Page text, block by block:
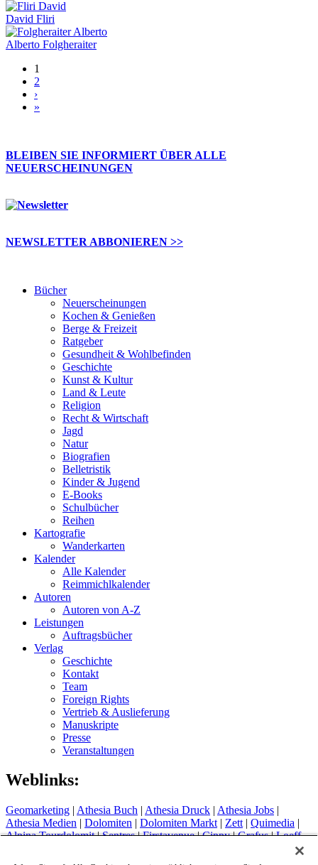
David Fliri
Alberto Folgheraiter
Seiten
1
2
›
»
BLEIBEN SIE INFORMIERT ÜBER ALLE
NEUERSCHEINUNGEN
NEWSLETTER ABBONIEREN >>
Bücher
Neuerscheinungen
Kochen & Genießen
Berge & Freizeit
Ratgeber
Gesundheit & Wohlbefinden
Geschichte
Kunst & Kultur
Land & Leute
Religion
Recht & Wirtschaft
Jagd
Natur
Biografien
Belletristik
Kinder & Jugend
E-Books
Schulbücher
Reihen
Kartografie
Wanderkarten
Kalender
Alle Kalender
Reimmichlkalender
Autoren
Autoren von A-Z
Leistungen
Auftragsbücher
Verlag
Geschichte
Kontakt
Team
Foreign Rights
Vertrieb & Auslieferung
Manuskripte
Presse
Veranstaltungen
Weblinks:
Geomarketing | Athesia Buch | Athesia Druck | Athesia Jobs |
Athesia Medien | Dolomiten | Dolomiten Markt | Zett | Quimedia |
Alpina Tourdolomit|Sentres|Firstavenue|Cippy|Grafus|Loeff